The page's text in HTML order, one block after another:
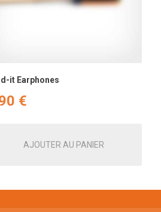
it Earphones
€
AJOUTER AU PANIER